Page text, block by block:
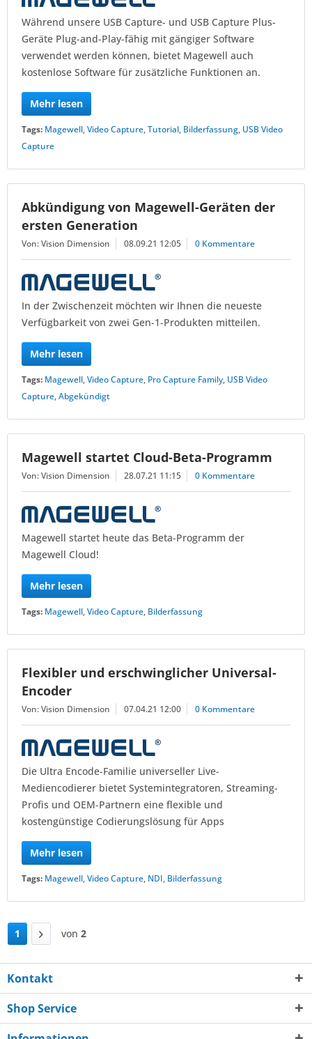
Während unsere USB Capture- und USB Capture Plus-
Geräte Plug-and-Play-fähig mit gängiger Software
verwendet werden können, bietet Magewell auch
kostenlose Software für zusätzliche Funktionen an.
Mehr lesen
Tags: Magewell,Video Capture,Tutorial, Bilderfassung, USB Video
Capture
Abkündigung von Magewell-Geräten der
ersten Generation
Von: Vision Dimension 08.09.21 12:05 0 Kommentare
In der Zwischenzeit möchten wir Ihnen die neueste
Verfügbarkeit von zwei Gen-1-Produkten mitteilen.
Mehr lesen
Tags: Magewell,Video Capture, Pro Capture Family, USB Video
Capture,Abgekündigt
Magewell startet Cloud-Beta-Programm
Von: Vision Dimension 28.07.21 11:15 0 Kommentare
Magewell startet heute das Beta-Programm der
Magewell Cloud!
Mehr lesen
Tags: Magewell,Video Capture, Bilderfassung
Flexibler und erschwinglicher Universal-
Encoder
Von: Vision Dimension 07.04.21 12:00 0 Kommentare
Die Ultra Encode-Familie universeller Live-
Mediencodierer bietet Systemintegratoren, Streaming-
Profis und OEM-Partnern eine flexible und
kostengünstige Codierungslösung für Apps
Mehr lesen
Tags: Magewell,Video Capture, NDI, Bilderfassung
1 von 2
Kontakt
Shop Service